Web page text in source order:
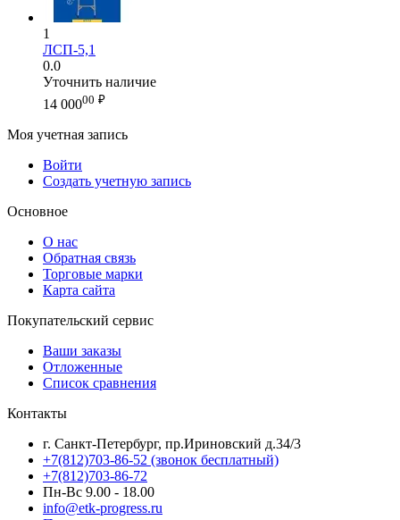
1
ЛСП-5,1
0.0
Уточнить наличие
14 00000 ₽
Моя учетная запись
Войти
Создать учетную запись
Основное
О нас
Обратная связь
Торговые марки
Карта сайта
Покупательский сервис
Ваши заказы
Отложенные
Список сравнения
Контакты
г. Санкт-Петербург, пр.Ириновский д.34/3
+7(812)703-86-52 (звонок бесплатный)
+7(812)703-86-72
Пн-Вс 9.00 - 18.00
info@etk-progress.ru